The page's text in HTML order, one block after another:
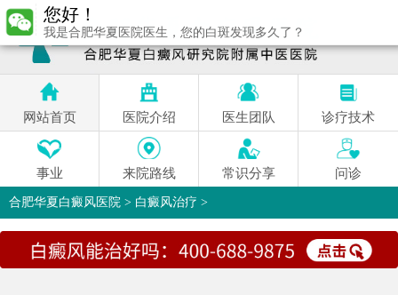
网站首页 医院介绍 医生团队 诊疗技术
事业 来院路线 常识分享 问诊
合肥华夏白癜风医院 > 白癜风治疗 >
您好！
我是合肥华夏医院医生，您的白斑发现多久了？